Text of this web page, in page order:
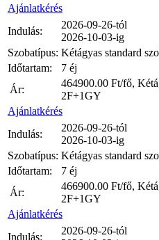
Ajánlatkérés
Indulás:
2026-09-26-tól
2026-10-03-ig
Szobatípus: Kétágyas standard
Időtartam:
7 éj
Ár:
464900.00 Ft/fő,
2F+1GY
Ajánlatkérés
Indulás:
2026-09-26-tól
2026-10-03-ig
Szobatípus: Kétágyas standard
Időtartam:
7 éj
Ár:
466900.00 Ft/fő,
2F+1GY
Ajánlatkérés
Indulás:
2026-09-26-tól